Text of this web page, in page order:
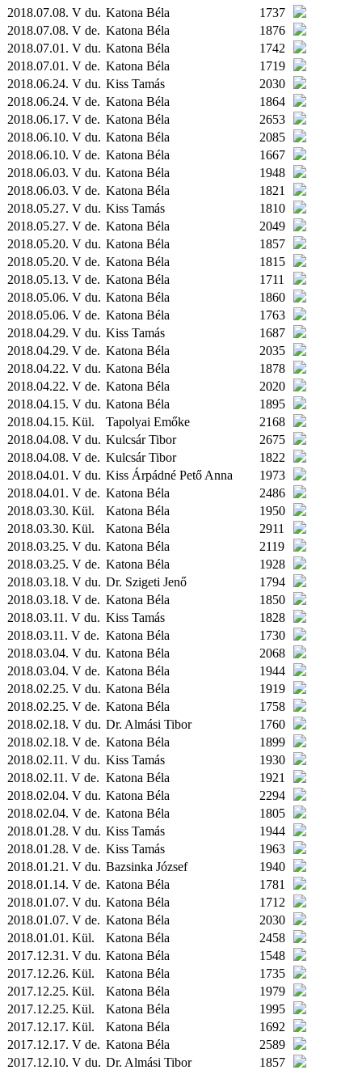
2018.07.08. V du. Katona Béla
1737
2018.07.08. V de. Katona Béla
1876
2018.07.01. V du. Katona Béla
1742
2018.07.01. V de. Katona Béla
1719
2018.06.24. V du. Kiss Tamás
2030
2018.06.24. V de. Katona Béla
1864
2018.06.17. V de. Katona Béla
2653
2018.06.10. V du. Katona Béla
2085
2018.06.10. V de. Katona Béla
1667
2018.06.03. V du. Katona Béla
1948
2018.06.03. V de. Katona Béla
1821
2018.05.27. V du. Kiss Tamás
1810
2018.05.27. V de. Katona Béla
2049
2018.05.20. V du. Katona Béla
1857
2018.05.20. V de. Katona Béla
1815
2018.05.13. V de. Katona Béla
1711
2018.05.06. V du. Katona Béla
1860
2018.05.06. V de. Katona Béla
1763
2018.04.29. V du. Kiss Tamás
1687
2018.04.29. V de. Katona Béla
2035
2018.04.22. V du. Katona Béla
1878
2018.04.22. V de. Katona Béla
2020
2018.04.15. V du. Katona Béla
1895
2018.04.15. Kül. Tapolyai Emőke
2168
2018.04.08. V du. Kulcsár Tibor
2675
2018.04.08. V de. Kulcsár Tibor
1822
2018.04.01. V du. Kiss Árpádné Pető Anna
1973
2018.04.01. V de. Katona Béla
2486
2018.03.30. Kül. Katona Béla
1950
2018.03.30. Kül. Katona Béla
2911
2018.03.25. V du. Katona Béla
2119
2018.03.25. V de. Katona Béla
1928
2018.03.18. V du. Dr. Szigeti Jenő
1794
2018.03.18. V de. Katona Béla
1850
2018.03.11. V du. Kiss Tamás
1828
2018.03.11. V de. Katona Béla
1730
2018.03.04. V du. Katona Béla
2068
2018.03.04. V de. Katona Béla
1944
2018.02.25. V du. Katona Béla
1919
2018.02.25. V de. Katona Béla
1758
2018.02.18. V du. Dr. Almási Tibor
1760
2018.02.18. V de. Katona Béla
1899
2018.02.11. V du. Kiss Tamás
1930
2018.02.11. V de. Katona Béla
1921
2018.02.04. V du. Katona Béla
2294
2018.02.04. V de. Katona Béla
1805
2018.01.28. V du. Kiss Tamás
1944
2018.01.28. V de. Kiss Tamás
1963
2018.01.21. V du. Bazsinka József
1940
2018.01.14. V de. Katona Béla
1781
2018.01.07. V du. Katona Béla
1712
2018.01.07. V de. Katona Béla
2030
2018.01.01. Kül. Katona Béla
2458
2017.12.31. V du. Katona Béla
1548
2017.12.26. Kül. Katona Béla
1735
2017.12.25. Kül. Katona Béla
1979
2017.12.25. Kül. Katona Béla
1995
2017.12.17. Kül. Katona Béla
1692
2017.12.17. V de. Katona Béla
2589
2017.12.10. V du. Dr. Almási Tibor
1857